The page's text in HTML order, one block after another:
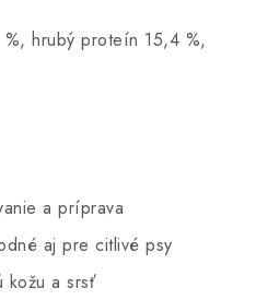
hrubý proteín 15,4 %,
a príprava
aj pre citlivé psy
kožu a srsť